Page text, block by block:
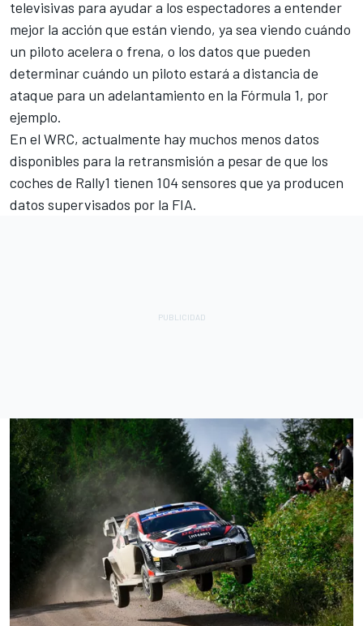
televisivas para ayudar a los espectadores a entender
mejor la acción que están viendo, ya sea viendo cuándo
un piloto acelera o frena, o los datos que pueden
determinar cuándo un piloto estará a distancia de
ataque para un adelantamiento en la Fórmula 1, por
ejemplo.
En el WRC, actualmente hay muchos menos datos
disponibles para la retransmisión a pesar de que los
coches de Rally1 tienen 104 sensores que ya producen
datos supervisados por la FIA.